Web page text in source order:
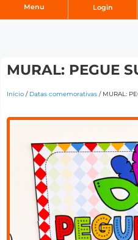
Menu Login
MURAL: PEGUE
Início / Datas comemorativas / MURAL: